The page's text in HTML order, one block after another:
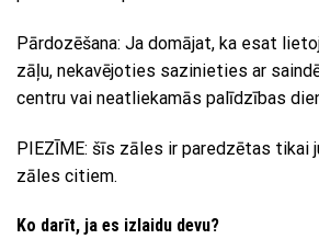
Pārdozēšana: Ja domājat, ka esat
zāļu, nekavējoties sazinieties ar
centru vai neatliekamās palīdzības
PIEZĪME: šīs zāles ir paredzētas tikai
zāles citiem.
Ko darīt, ja es izlaidu devu?